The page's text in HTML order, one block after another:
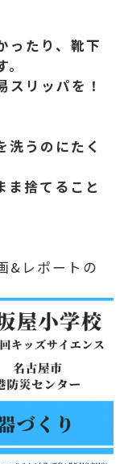
ったり、靴下
スリッパを！
洗うのにたく
ま捨てること
&レポートの